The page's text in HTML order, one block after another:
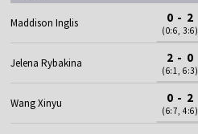
Maddison Inglis 0 - 2
(0:6, 3:6)
Jelena Rybakina 2 - 0
(6:1, 6:3)
Wang Xinyu 0 - 2
(6:7, 4:6)